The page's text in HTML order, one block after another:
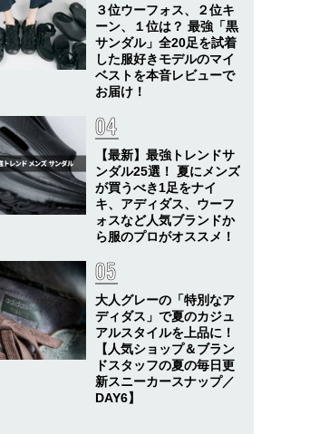
３位ウーフォス、２位キ
ーン、１位は？ 最強「黒
サンダル」全20足を試着
した服好きモデルのマイ
ベストを本音レビューで
お届け！
【最新】最強トレンドサ
ンダル25選！ 夏にメンズ
が買うべき1足をナイ
キ、アディダス、ウーフ
ォスなど人気ブランドか
ら服のプロがオススメ！
大人グレーの「特別なア
ディダス」で夏のカジュ
アルスタイルを上品に！
【人気ショップ＆ブラン
ドスタッフの夏の毎日更
新スニーカースナップ／
DAY6】